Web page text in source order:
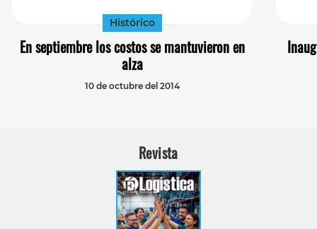
Histórico
En septiembre los costos se mantuvieron en
alza
10 de octubre del 2014
Revista